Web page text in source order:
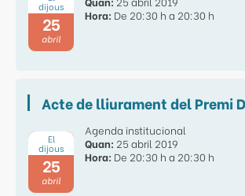
dijous
25
abril
Hora: De 20:30 h a 20:30 h
Acte de lliurament del Premi
El
dijous
25
abril
Agenda institucional
Quan: 25 abril 2019
Hora: De 20:30 h a 20:30 h